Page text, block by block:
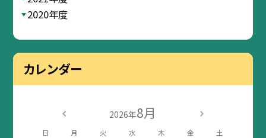
2020年度
カレンダー
2026年8月
日 月 火 水 木 金 土